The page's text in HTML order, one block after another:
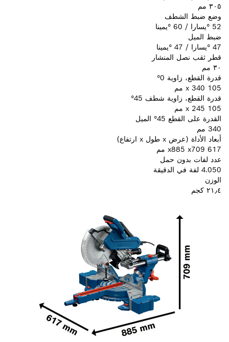
٣٠٥ مم
وضع ضبط الشطف
52 °يسارا / 60 °يمينا
ضبط الميل
47 °يسارا / 47 °يمينا
قطر ثقب نصل المنشار
قدرة القطع، زاوية 0°
105 x 340 مم
قدرة القطع، زاوية شطف 45°
105 x 245 مم
القدرة على القطع 45° الميل
340 مم
أبعاد الأداة (عرض x طول x ارتفاع)
617 x885 x709 مم
عدد لفات بدون حمل
4.050 لفة في الدقيقة
الوزن
٢١٫٤ كجم